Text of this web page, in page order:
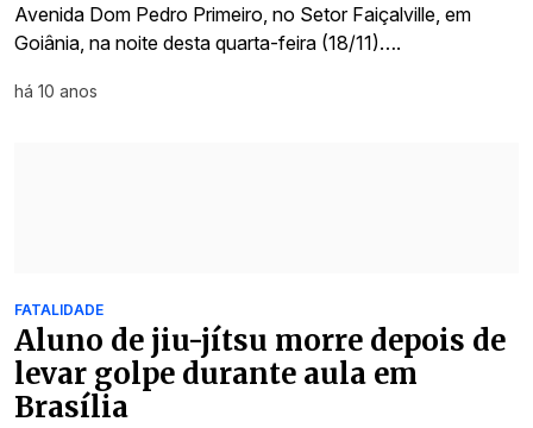
Avenida Dom Pedro Primeiro, no Setor Faiçalville, em
Goiânia, na noite desta quarta-feira (18/11)….
há 10 anos
FATALIDADE
Aluno de jiu-jítsu morre depois de
levar golpe durante aula em
Brasília